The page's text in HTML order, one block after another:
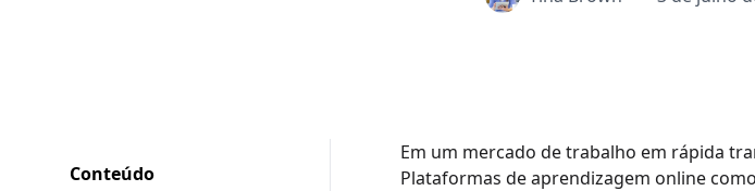
Conteúdo
Em um mercado de trabalho em rápida
Plataformas de aprendizagem online